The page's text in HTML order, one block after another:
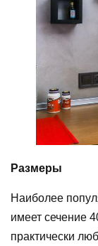
Размеры
Наиболее
имеет сечение
практически